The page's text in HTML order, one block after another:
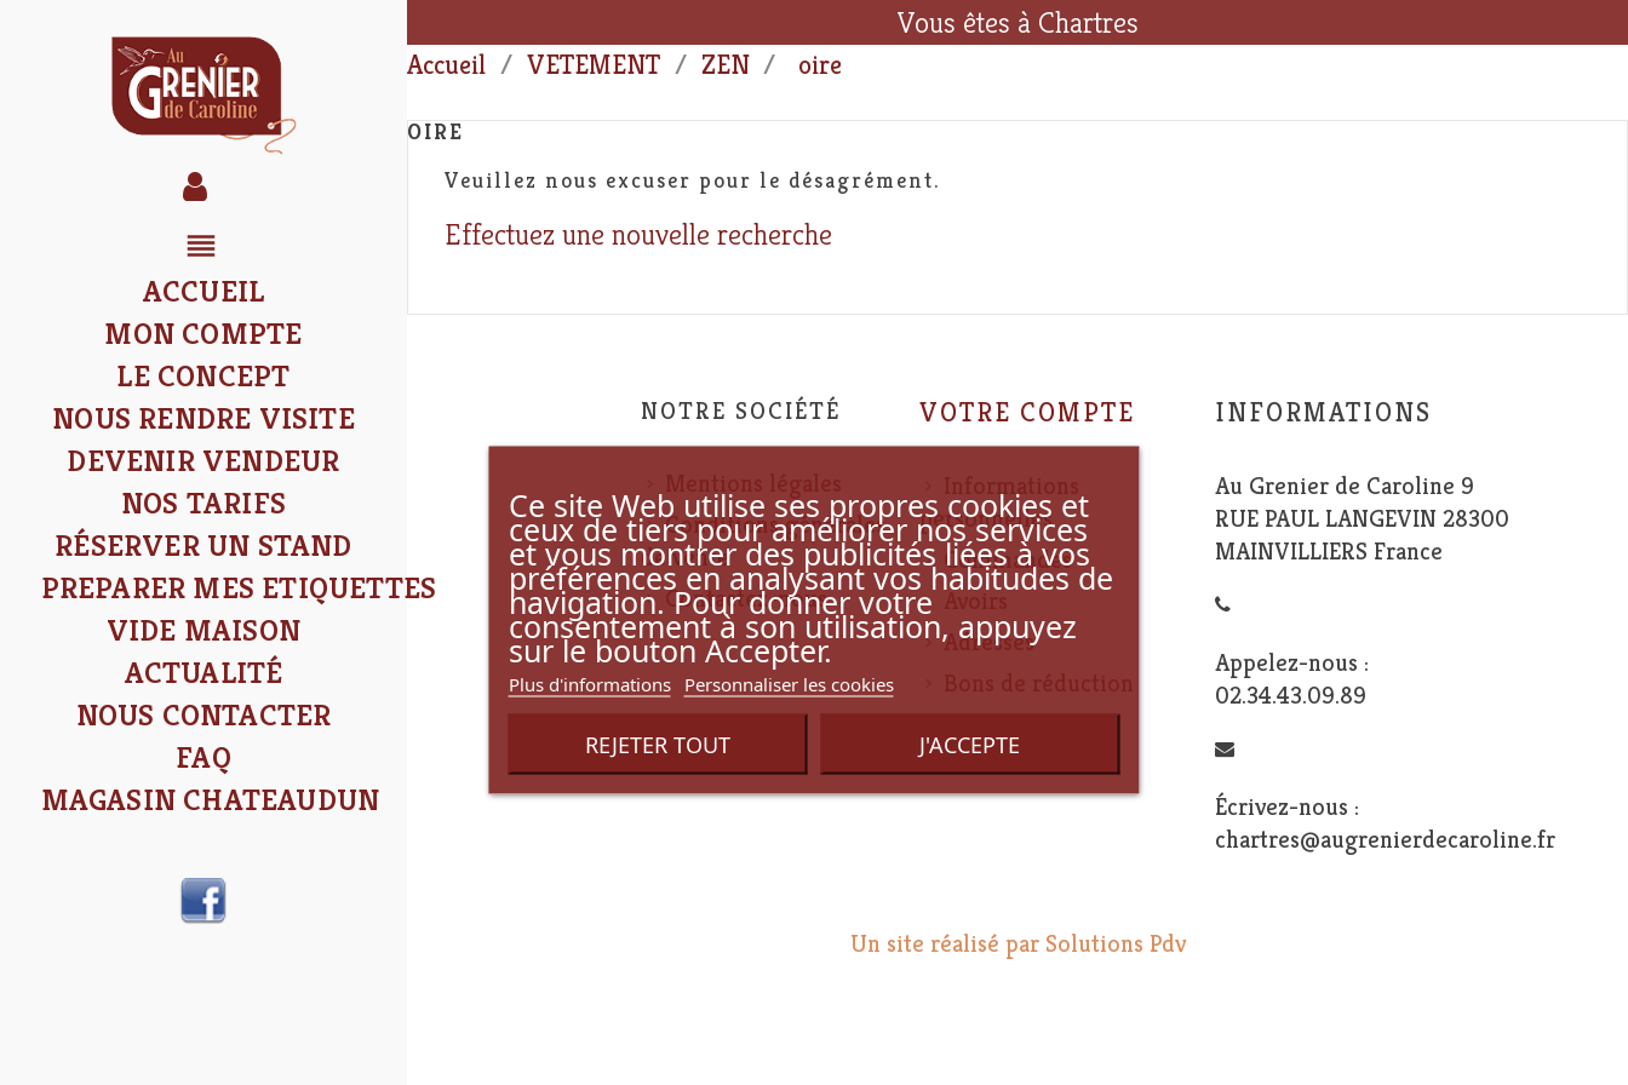
Ce site Web utilise ses propres cookies et
ceux de tiers pour améliorer nos services
et vous montrer des publicités liées à vos
préférences en analysant vos habitudes de
navigation. Pour donner votre
consentement à son utilisation, appuyez
sur le bouton Accepter.
Plus d'informations Personnaliser les cookies
REJETER TOUT J'ACCEPTE
reorder
ACCUEIL
MON COMPTE
LE CONCEPT
NOUS RENDRE VISITE
DEVENIR VENDEUR
NOS TARIFS
RÉSERVER UN STAND
PREPARER MES ETIQUETTES
VIDE MAISON
ACTUALITÉ
NOUS CONTACTER
FAQ
MAGASIN CHATEAUDUN
Vous êtes à Chartres
Accueil VETEMENT ZEN oire
OIRE
Veuillez nous excuser pour le désagrément.
Effectuez une nouvelle recherche
NOTRE SOCIÉTÉ
Conditions générales
de vente
Contactez-nous
VOTRE COMPTE
Informations
personnelles
Commandes
Adresses
INFORMATIONS
Au Grenier de Caroline 9
RUE PAUL LANGEVIN 28300
MAINVILLIERS France
Appelez-nous :
02.34.43.09.89
Écrivez-nous :
chartres@augrenierdecaroline.fr
Un site réalisé par Solutions Pdv